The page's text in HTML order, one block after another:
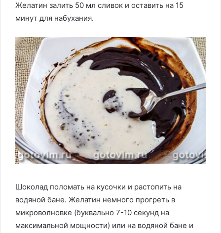
Желатин залить 50 мл сливок и оставить на 15
минут для набухания.
Шоколад поломать на кусочки и растопить на
водяной бане. Желатин немного прогреть в
микроволновке (буквально 7-10 секунд на
максимальной мощности) или на водяной бане и